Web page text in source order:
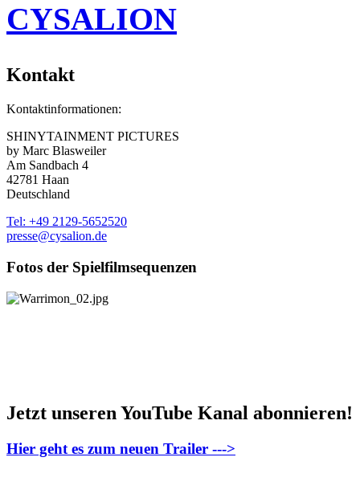
CYSALION
Kontakt
Kontaktinformationen:
SHINYTAINMENT PICTURES
by Marc Blasweiler
Am Sandbach 4
42781 Haan
Deutschland
Tel: +49 2129-5652520
presse@cysalion.de
Fotos der Spielfilmsequenzen
Jetzt unseren YouTube Kanal abonnieren!
Hier geht es zum neuen Trailer --->